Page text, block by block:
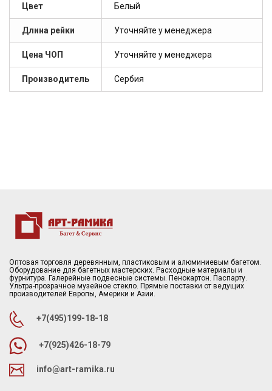
Цвет Белый
Длина рейки Уточняйте у менеджера
Цена ЧОП Уточняйте у менеджера
Производитель Сербия
Оптовая торговля деревянным, пластиковым и алюминиевым багетом.
Оборудование для багетных мастерских. Расходные материалы и
фурнитура. Галерейные подвесные системы. Пенокартон. Паспарту.
Ультра-прозрачное музейное стекло. Прямые поставки от ведущих
производителей Европы, Америки и Азии.
+7(495)199-18-18
+7(925)426-18-79
info@art-ramika.ru